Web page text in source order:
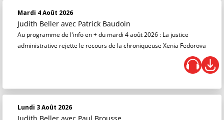
Mardi 4 Août 2026
Judith Beller avec Patrick Baudoin
Au programme de l'info en + du mardi 4 août 2026 : La justice
administrative rejette le recours de la chroniqueuse Xenia Fedorova
Lundi 3 Août 2026